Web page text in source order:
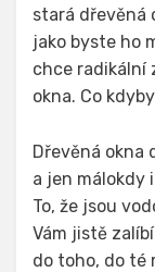
stará dřevěná
jako byste ho
chce radikální
okna. Co
Dřevěná okna
a jen málokdy
To, že jsou
Vám jistě
do toho, do té